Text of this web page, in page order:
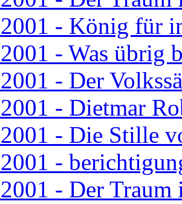
- König für
- Was übrig
- Der
- Dietmar
- Die Stille
-
- Der Traum